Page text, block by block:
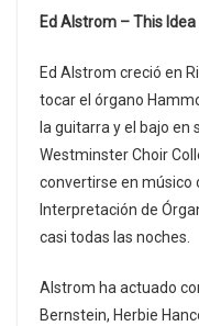
Ed Alstrom – This
Ed Alstrom creció en
tocar el órgano
la guitarra y el bajo en
Westminster Choir
convertirse en músico
Interpretación de
casi todas las noches.
Alstrom ha actuado
Bernstein, Herbie